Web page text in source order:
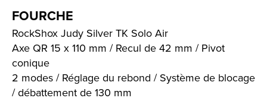
FOURCHE
RockShox Judy Silver TK Solo Air
Axe QR 15 x 110 mm / Recul de 42 mm / Pivot
conique
2 modes / Réglage du rebond / Système de blocage
/ débattement de 130 mm